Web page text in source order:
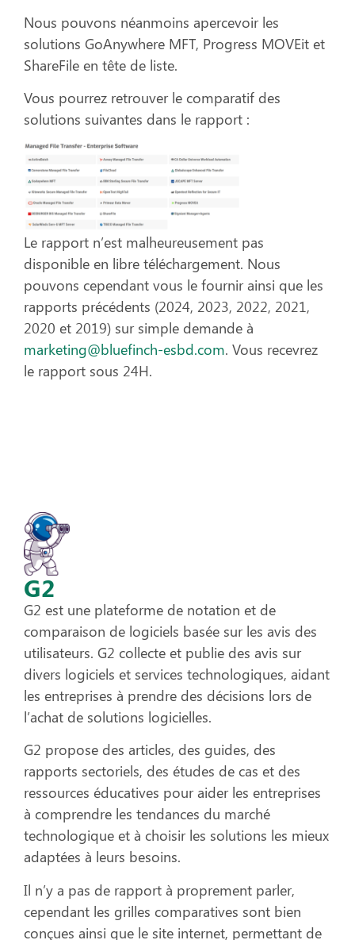
Nous pouvons néanmoins apercevoir les
solutions GoAnywhere MFT, Progress MOVEit et
ShareFile en tête de liste.
Vous pourrez retrouver le comparatif des
solutions suivantes dans le rapport :
Le rapport n’est malheureusement pas
disponible en libre téléchargement. Nous
pouvons cependant vous le fournir ainsi que les
rapports précédents (2024, 2023, 2022, 2021,
2020 et 2019) sur simple demande à
marketing@bluefinch-esbd.com. Vous recevrez
le rapport sous 24H.
G2
G2 est une plateforme de notation et de
comparaison de logiciels basée sur les avis des
utilisateurs. G2 collecte et publie des avis sur
divers logiciels et services technologiques, aidant
les entreprises à prendre des décisions lors de
l’achat de solutions logicielles.
G2 propose des articles, des guides, des
rapports sectoriels, des études de cas et des
ressources éducatives pour aider les entreprises
à comprendre les tendances du marché
technologique et à choisir les solutions les mieux
adaptées à leurs besoins.
Il n’y a pas de rapport à proprement parler,
cependant les grilles comparatives sont bien
conçues ainsi que le site internet, permettant de